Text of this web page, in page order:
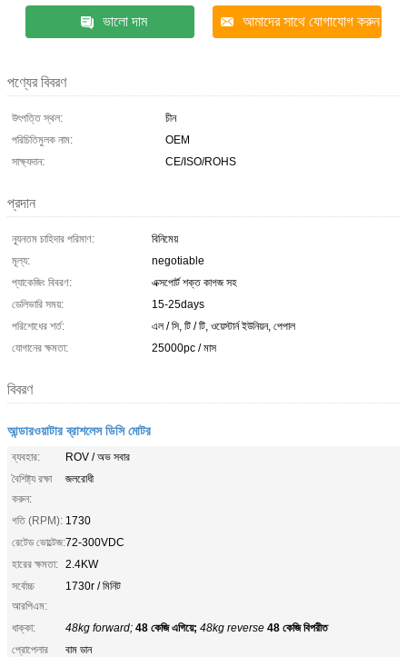
ভালো দাম আমাদের সাথে যোগাযোগ করুন
পণ্যের বিবরণ
উৎপত্তি স্থল:
চীন
পরিচিতিমুলক নাম:
OEM
সাক্ষ্যদান:
CE/ISO/ROHS
প্রদান
ন্যূনতম চাহিদার পরিমাণ:
বিনিমেয়
মূল্য:
negotiable
প্যাকেজিং বিবরণ:
এক্সপোর্ট শক্ত কাগজ সহ
ডেলিভারি সময়:
15-25days
পরিশোধের শর্ত:
এল / সি, টি / টি, ওয়েস্টার্ন ইউনিয়ন, পেপাল
যোগানের ক্ষমতা:
25000pc / মাস
বিবরণ
আন্ডারওয়াটার ব্রাশলেস ডিসি মোটর
ব্যবহার:
ROV / অভ সবার
বৈশিষ্ট্য রক্ষা
করুন:
জলরোধী
গতি (RPM): 1730
রেটেড ভোল্টেজ:72-300VDC
হারের ক্ষমতা: 2.4KW
সর্বোচ্চ
আরপিএম:
1730r / মিনিট
ধাক্কা: 48kg forward; 48 কেজি এগিয়ে; 48kg reverse 48 কেজি বিপরীত
প্রোপেলার
বাম ডান